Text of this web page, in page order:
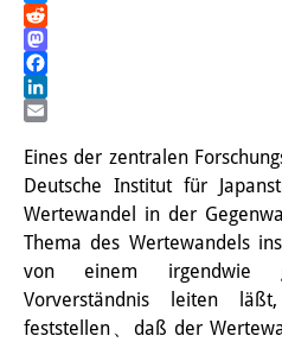
Interns
DIJ Alumni
Research
Research
Bluesky
Reddit
Mastodon
Facebook
LinkedIn
Eines der zentralen
Deutsche Institut für
Wertewandel in der
Thema des Wertewandels
von einem irgendwie
Vorverständnis leiten
feststellen、daß der